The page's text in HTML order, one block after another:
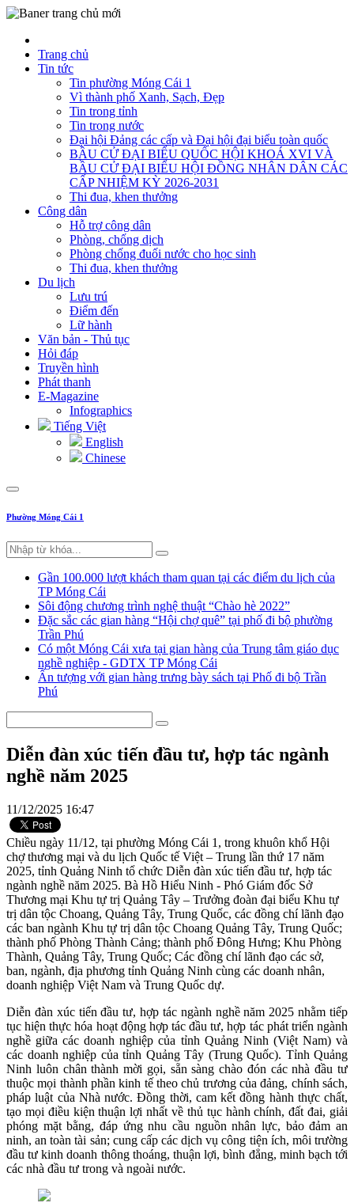
Trang chủ
Tin tức
Tin phường Móng Cái 1
Vì thành phố Xanh, Sạch, Đẹp
Tin trong tỉnh
Tin trong nước
Đại hội Đảng các cấp và Đại hội đại biểu toàn quốc
BẦU CỬ ĐẠI BIỂU QUỐC HỘI KHOÁ XVI VÀ
BẦU CỬ ĐẠI BIỂU HỘI ĐỒNG NHÂN DÂN CÁC
CẤP NHIỆM KỲ 2026-2031
Thi đua, khen thưởng
Công dân
Hỗ trợ công dân
Phòng, chống dịch
Phòng chống đuối nước cho học sinh
Thi đua, khen thưởng
Du lịch
Lưu trú
Điểm đến
Lữ hành
Văn bản - Thủ tục
Hỏi đáp
Truyền hình
Phát thanh
E-Magazine
Infographics
Tiếng Việt
English
Chinese
Phường Móng Cái 1
Gần 100.000 lượt khách tham quan tại các điểm du lịch của
TP Móng Cái
Sôi động chương trình nghệ thuật “Chào hè 2022”
Đặc sắc các gian hàng “Hội chợ quê” tại phố đi bộ phường
Trần Phú
Có một Móng Cái xưa tại gian hàng của Trung tâm giáo dục
nghề nghiệp - GDTX TP Móng Cái
Ấn tượng với gian hàng trưng bày sách tại Phố đi bộ Trần
Phú
Diễn đàn xúc tiến đầu tư, hợp tác ngành
nghề năm 2025
11/12/2025 16:47
Chiều ngày 11/12, tại phường Móng Cái 1, trong khuôn khổ Hội
chợ thương mại và du lịch Quốc tế Việt – Trung lần thứ 17 năm
2025, tỉnh Quảng Ninh tổ chức Diễn đàn xúc tiến đầu tư, hợp tác
ngành nghề năm 2025. Bà Hồ Hiểu Ninh - Phó Giám đốc Sở
Thương mại Khu tự trị Quảng Tây – Trưởng đoàn đại biểu Khu tự
trị dân tộc Choang, Quảng Tây, Trung Quốc, các đồng chí lãnh đạo
các ban ngành Khu tự trị dân tộc Choang Quảng Tây, Trung Quốc;
thành phố Phòng Thành Cảng; thành phố Đông Hưng; Khu Phòng
Thành, Quảng Tây, Trung Quốc; Các đồng chí lãnh đạo các sở,
ban, ngành, địa phương tỉnh Quảng Ninh cùng các doanh nhân,
doanh nghiệp Việt Nam và Trung Quốc dự.
Diễn đàn xúc tiến đầu tư, hợp tác ngành nghề năm 2025 nhằm tiếp
tục hiện thực hóa hoạt động hợp tác đầu tư, hợp tác phát triển ngành
nghề giữa các doanh nghiệp của tỉnh Quảng Ninh (Việt Nam) và
các doanh nghiệp của tỉnh Quảng Tây (Trung Quốc). Tỉnh Quảng
Ninh luôn chân thành mời gọi, sẵn sàng chào đón các nhà đầu tư
thuộc mọi thành phần kinh tế theo chủ trương của đảng, chính sách,
pháp luật của Nhà nước. Đồng thời, cam kết đồng hành thực chất,
tạo mọi điều kiện thuận lợi nhất về thủ tục hành chính, đất đai, giải
phóng mặt bằng, đáp ứng nhu cầu nguồn nhân lực, bảo đảm an
ninh, an toàn tài sản; cung cấp các dịch vụ công tiện ích, môi trường
đầu tư kinh doanh thông thoáng, thuận lợi, bình đẳng, minh bạch tới
các nhà đầu tư trong và ngoài nước.